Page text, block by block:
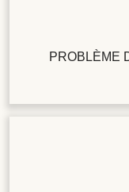
PROBLÈME